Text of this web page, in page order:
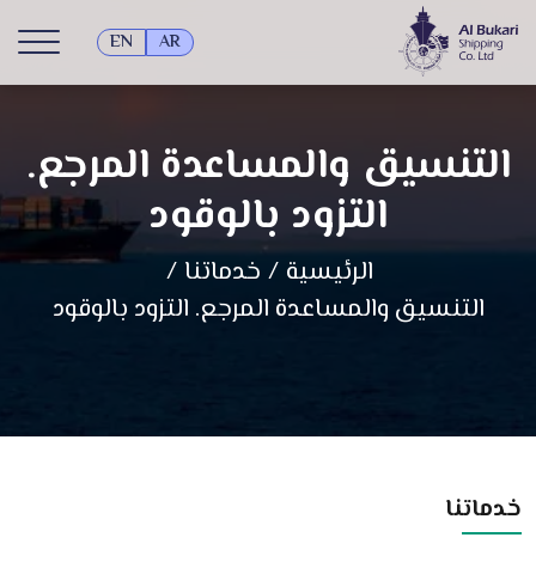
AR
EN
التنسيق والمساعدة المرجع.
التزود بالوقود
الرئيسية / خدماتنا /
التنسيق والمساعدة المرجع. التزود بالوقود
خدماتنا